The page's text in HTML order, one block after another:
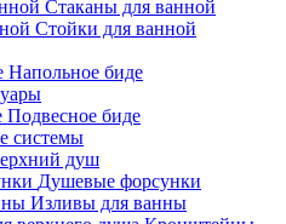
Стаканы для ванной
Стойки для ванной
Напольное биде
Подвесное биде
системы
душ
Душевые форсунки
Изливы для ванны